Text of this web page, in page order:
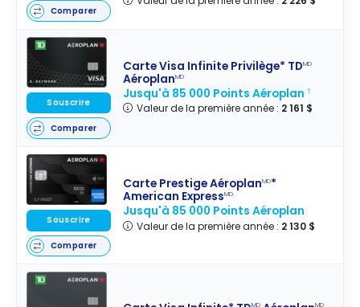
Comparer
Carte Visa Infinite Privilège* TDMD
AéroplanMD
Jusqu'à 85 000 Points Aéroplan†
Valeur de la première année : 2 161 $
Souscrire
Comparer
Carte Prestige AéroplanMD*
American ExpressMD
Jusqu'à 85 000 Points Aéroplan
Valeur de la première année : 2 130 $
Souscrire
Comparer
MD MD